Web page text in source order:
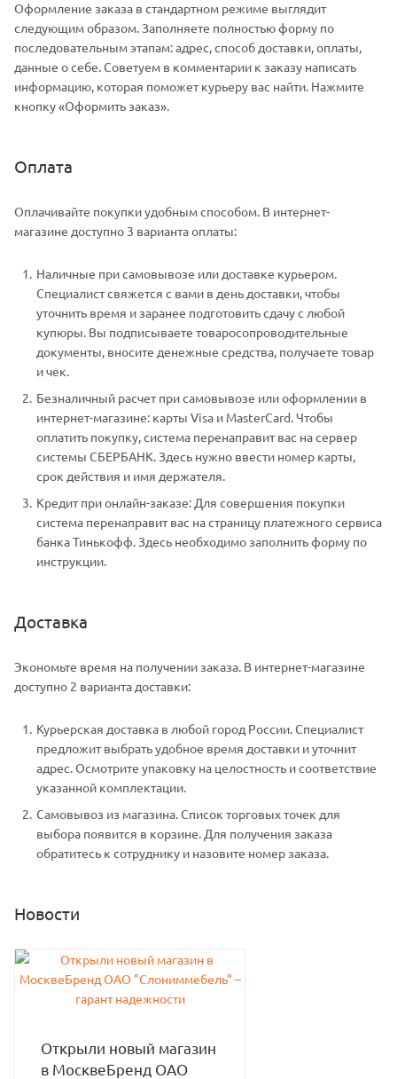
Оформление заказа в стандартном режиме выглядит
следующим образом. Заполняете полностью форму по
последовательным этапам: адрес, способ доставки, оплаты,
данные о себе. Советуем в комментарии к заказу написать
информацию, которая поможет курьеру вас найти. Нажмите
кнопку «Оформить заказ».
Оплата
Оплачивайте покупки удобным способом. В интернет-
магазине доступно 3 варианта оплаты:
Наличные при самовывозе или доставке курьером.
Специалист свяжется с вами в день доставки, чтобы
уточнить время и заранее подготовить сдачу с любой
купюры. Вы подписываете товаросопроводительные
документы, вносите денежные средства, получаете товар
и чек.
Безналичный расчет при самовывозе или оформлении в
интернет-магазине: карты Visa и MasterCard. Чтобы
оплатить покупку, система перенаправит вас на сервер
системы СБЕРБАНК. Здесь нужно ввести номер карты,
срок действия и имя держателя.
Кредит при онлайн-заказе: Для совершения покупки
система перенаправит вас на страницу платежного сервиса
банка Тинькофф. Здесь необходимо заполнить форму по
инструкции.
Доставка
Экономьте время на получении заказа. В интернет-магазине
доступно 2 варианта доставки:
Курьерская доставка в любой город России. Специалист
предложит выбрать удобное время доставки и уточнит
адрес. Осмотрите упаковку на целостность и соответствие
указанной комплектации.
Самовывоз из магазина. Список торговых точек для
выбора появится в корзине. Для получения заказа
обратитесь к сотруднику и назовите номер заказа.
Новости
Открыли новый магазин
в МосквеБренд ОАО